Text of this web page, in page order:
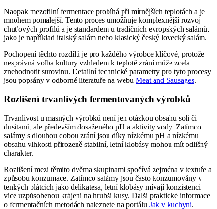
Naopak mezofilní fermentace probíhá při mírnějších teplotách a je
mnohem pomalejší. Tento proces umožňuje komplexnější rozvoj
chuťových profilů a je standardem u tradičních evropských salámů,
jako je například italský salám nebo klasický český lovecký salám.
Pochopení těchto rozdílů je pro každého výrobce klíčové, protože
nesprávná volba kultury vzhledem k teplotě zrání může zcela
znehodnotit surovinu. Detailní technické parametry pro tyto procesy
jsou popsány v odborné literatuře na webu Meat and Sausages.
Rozlišení trvanlivých fermentovaných výrobků
Trvanlivost u masných výrobků není jen otázkou obsahu soli či
dusitanů, ale především dosaženého pH a aktivity vody. Zatímco
salámy s dlouhou dobou zrání jsou díky nízkému pH a nízkému
obsahu vlhkosti přirozeně stabilní, letní klobásy mohou mít odlišný
charakter.
Rozlišení mezi těmito dvěma skupinami spočívá zejména v textuře a
způsobu konzumace. Zatímco salámy jsou často konzumovány v
tenkých plátcích jako delikatesa, letní klobásy mívají konzistenci
více uzpůsobenou krájení na hrubší kusy. Další praktické informace
o fermentačních metodách naleznete na portálu Jak v kuchyni.